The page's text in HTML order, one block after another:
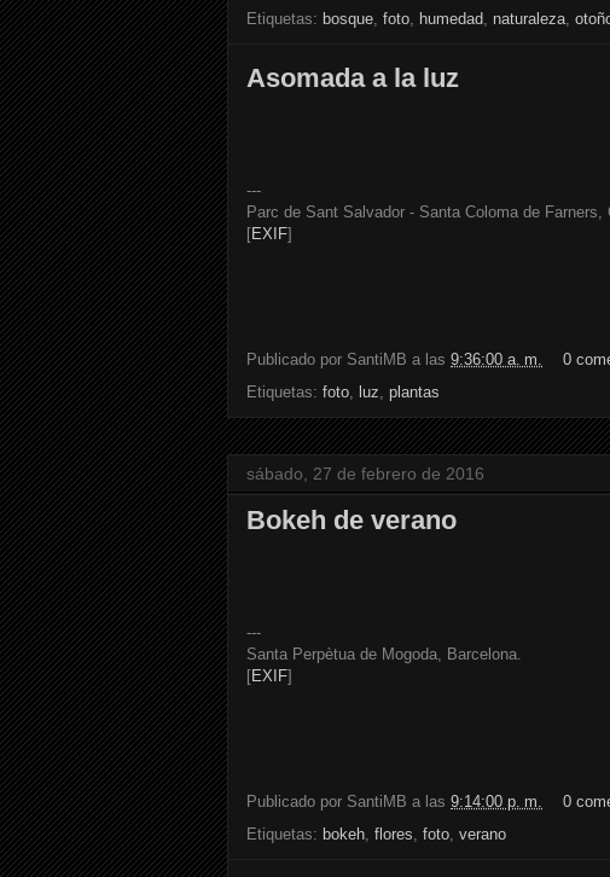
Etiquetas: bosque, foto, humedad, naturaleza,
Asomada a la luz
---
Parc de Sant Salvador - Santa Coloma de Farners,
[EXIF]
Publicado por SantiMB a las 9:36:00 a. m.
0
Etiquetas: foto, luz, plantas
sábado, 27 de febrero de 2016
Bokeh de verano
---
Santa Perpètua de Mogoda, Barcelona.
[EXIF]
Publicado por SantiMB a las 9:14:00 p. m.
0
Etiquetas: bokeh, flores, foto, verano